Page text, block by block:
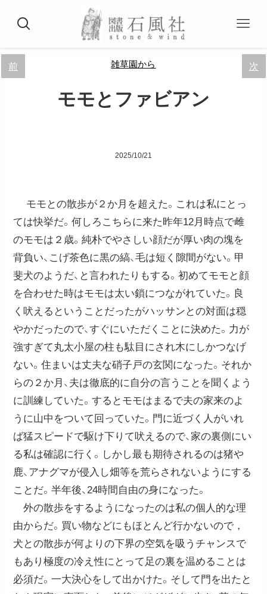
前 次
雑草園から
モモとファビアン
2025/10/21
モモとの散歩が２か月を超えた。これは私にとっ
ては快挙だ。何しろこちらに来た昨年12月時点で雌
のモモは２歳。純朴でやさしい顔だが厚い肉の塊を
背負い、こげ茶色に黒の縞、毛は短く隙間がない。甲
斐犬のようだ、と言われたりもする。初めてモモと顔
を合わせた時はモモは太い鎖につながれていた。良
く吠えるということだったがハッサンとの対面は穏
やかだったので、すぐにいただくことに決めた。力が
強すぎて丸太小屋の柱も駄目にされ木にしかつなげ
ない。住まいは丈夫な硝子戸の玄関になった。それか
らの２か月、夫は徹底的に自分の言うことを聞くよう
に訓練していた。するとモモはまるで夫の家来のよ
うに山中をついて回っていた。門に近づく人がいれ
ば猛スピードで駆け下りて吠えるので、家の裏側にい
る私は確認に行く。しかし最も期待されるのは猪や
鹿、アナグマが侵入し畑等を荒らされないようにする
ことだ。半年後、24時間自由の身になった。
外の散歩をするようになったのは私の個人的な理
由からだ。買い物などにもほとんど行かないので，
犬との散歩が何よりの下界の空気を吸うチャンスで
もあり極度の冷え性にとって足の裏を温めることは
必須だ。一大決心をして出かけた。そして門を出たと